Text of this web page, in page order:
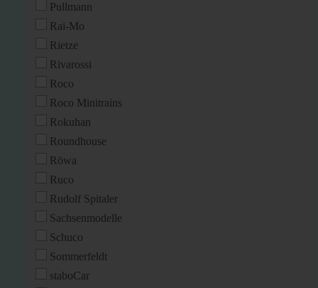
Pullmann
Rai-Mo
Rietze
Rivarossi
Roco
Roco Minitrains
Rokuhan
Roundhouse
Röwa
Ruco
Rudolf Spitaler
Sachsenmodelle
Schuco
Sommerfeldt
staboCar